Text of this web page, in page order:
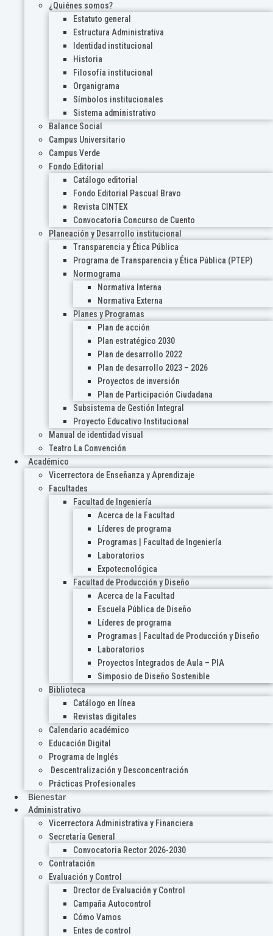
¿Quiénes somos?
Estatuto general
Estructura Administrativa
Identidad institucional
Historia
Filosofía institucional
Organigrama
Símbolos institucionales
Sistema administrativo
Balance Social
Campus Universitario
Campus Verde
Fondo Editorial
Catálogo editorial
Fondo Editorial Pascual Bravo
Revista CINTEX
Convocatoria Concurso de Cuento
Planeación y Desarrollo institucional
Transparencia y Ética Pública
Programa de Transparencia y Ética Pública (PTEP)
Normograma
Normativa Interna
Normativa Externa
Planes y Programas
Plan de acción
Plan estratégico 2030
Plan de desarrollo 2022
Plan de desarrollo 2023 – 2026
Proyectos de inversión
Plan de Participación Ciudadana
Subsistema de Gestión Integral
Proyecto Educativo Institucional
Manual de identidad visual
Teatro La Convención
Académico
Vicerrectora de Enseñanza y Aprendizaje
Facultades
Facultad de Ingeniería
Acerca de la Facultad
Líderes de programa
Programas | Facultad de Ingeniería
Laboratorios
Expotecnológica
Facultad de Producción y Diseño
Acerca de la Facultad
Escuela Pública de Diseño
Líderes de programa
Programas | Facultad de Producción y Diseño
Laboratorios
Proyectos Integrados de Aula – PIA
Simposio de Diseño Sostenible
Biblioteca
Catálogo en línea
Revistas digitales
Calendario académico
Educación Digital
Programa de Inglés
Descentralización y Desconcentración
Prácticas Profesionales
Bienestar
Administrativo
Vicerrectora Administrativa y Financiera
Secretaría General
Convocatoria Rector 2026-2030
Contratación
Evaluación y Control
Drector de Evaluación y Control
Campaña Autocontrol
Cómo Vamos
Entes de control